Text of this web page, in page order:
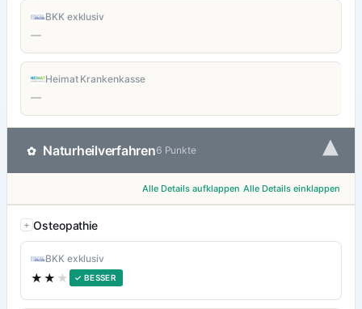
BKK exklusiv
—
Heimat Krankenkasse
—
✿ Naturheilverfahren6 Punkte ▾
Alle Details aufklappen Alle Details einklappen
Osteopathie
BKK exklusiv
★★ ★ ✓ BESSER